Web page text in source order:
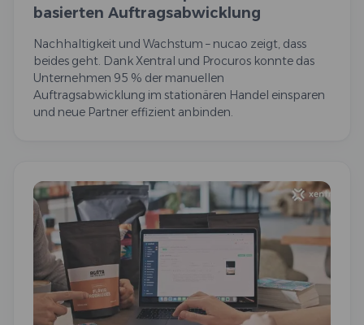
basierten Auftragsabwicklung
Nachhaltigkeit und Wachstum – nucao zeigt, dass
beides geht. Dank Xentral und Procuros konnte das
Unternehmen 95 % der manuellen
Auftragsabwicklung im stationären Handel einsparen
und neue Partner effizient anbinden.